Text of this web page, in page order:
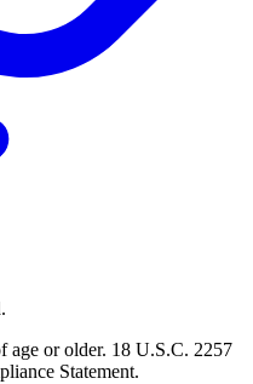
age or older. 18 U.S.C. 2257
Statement.